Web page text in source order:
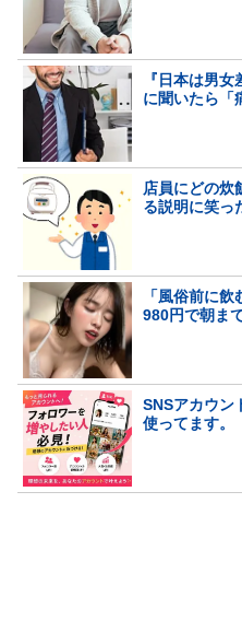
『日本は男
に聞いたら「
店員にどの
る説明に笑っ
「風俗前に
980円で朝ま
SNSアカウン
使ってます。